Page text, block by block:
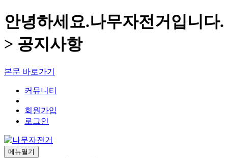
안녕하세요.나무자전거입니다.
> 공지사항
본문 바로가기
커뮤니티
회원가입
로그인
메뉴열기